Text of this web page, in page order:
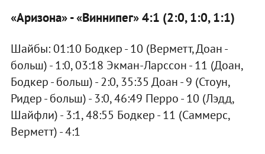
«Аризона» - «Виннипег» 4:1 (2:0, 1:0, 1:1)
Шайбы: 01:10 Бодкер - 10 (Верметт, Доан -
больш) - 1:0, 03:18 Экман-Ларссон - 11 (Доан,
Бодкер - больш) - 2:0, 35:35 Доан - 9 (Стоун,
Ридер - больш) - 3:0, 46:49 Перро - 10 (Лэдд,
Шайфли) - 3:1, 48:55 Бодкер - 11 (Саммерс,
Верметт) - 4:1